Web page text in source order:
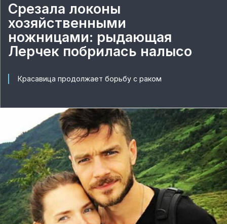
Срезала локоны
хозяйственными
ножницами: рыдающая
Лерчек побрилась налысо
Красавица продолжает борьбу с раком